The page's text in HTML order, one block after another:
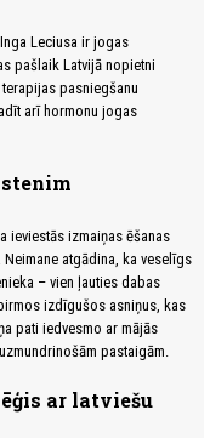
Leciusa ir jogas
pašlaik Latvijā nopietni
pasniegšanu
arī hormonu jogas
ieviestās izmaiņas ēšanas
atgādina, ka veselīgs
– vien ļauties dabas
izdīgušos asniņus, kas
pati iedvesmo ar mājās
pastaigām.
ar latviešu